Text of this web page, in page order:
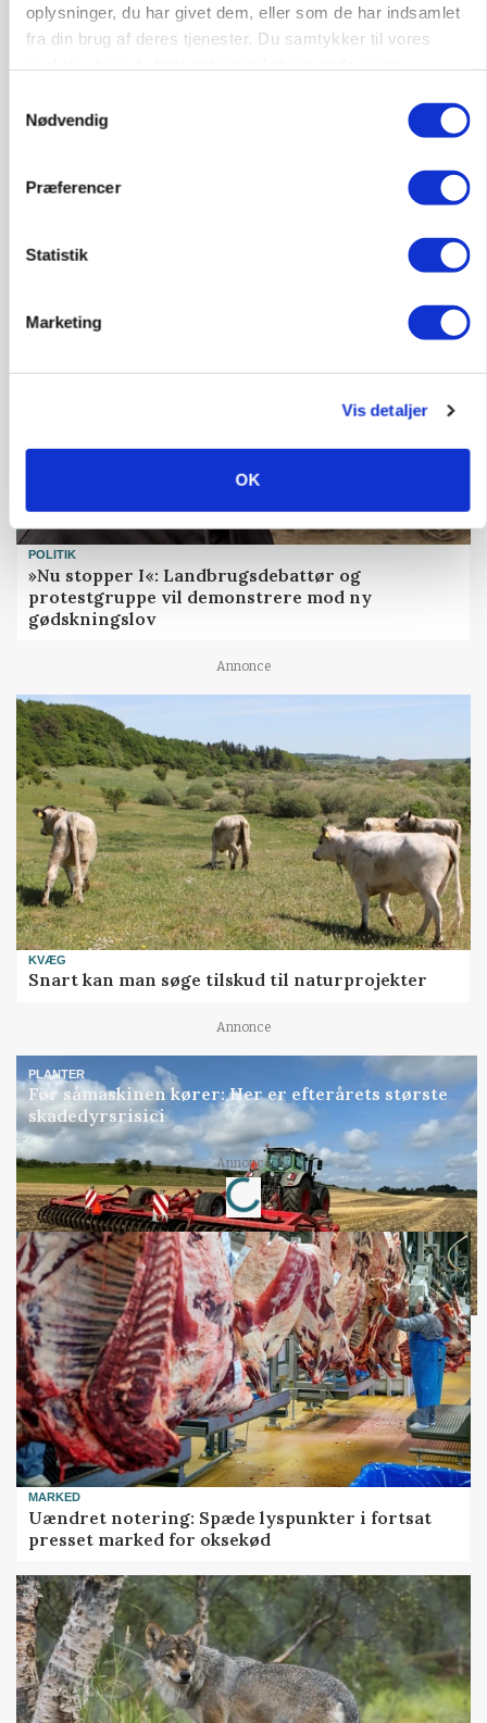
oplysninger, du har givet dem, eller som de har indsamlet
fra din brug af deres tjenester. Du samtykker til vores
Nødvendig
Præferencer
Statistik
Marketing
Vis detaljer
OK
Rådgiver om DB-Tjek: Små justeringer kan give
POLITIK
»Nu stopper I«: Landbrugsdebattør og
protestgruppe vil demonstrere mod ny
gødskningslov
Annonce
KVÆG
Snart kan man søge tilskud til naturprojekter
Annonce
PLANTER
Før såmaskinen kører: Her er efterårets største
skadedyrsrisici
Annonce
Loading...
MARKED
Uændret notering: Spæde lyspunkter i fortsat
presset marked for oksekød